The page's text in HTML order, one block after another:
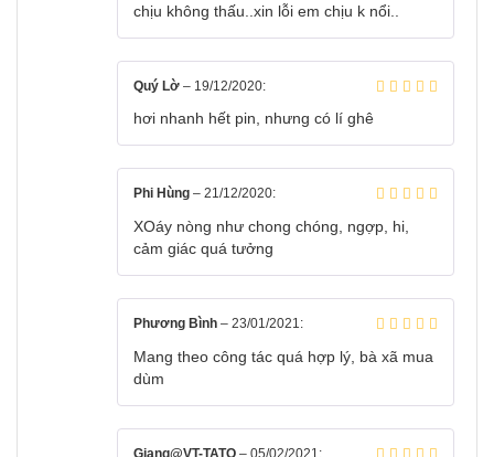
chịu không thấu..xin lỗi em chịu k nổi..
Quý Lờ – 19/12/2020:
hơi nhanh hết pin, nhưng có lí ghê
Phi Hùng – 21/12/2020:
XOáy nòng như chong chóng, ngợp, hi,
cảm giác quá tưởng
Phương Bình – 23/01/2021 :
Mang theo công tác quá hợp lý, bà xã mua
dùm
Giang@VT-TATO – 05/02/2021 :